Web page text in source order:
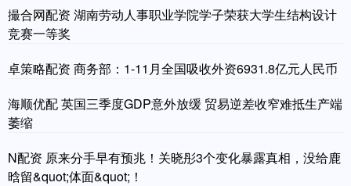
撮合网配资 湖南劳动人事职业学院学子荣获大学生结构设计
竞赛一等奖
卓策略配资 商务部：1-11月全国吸收外资6931.8亿元人民币
海顺优配 英国三季度GDP意外放缓 贸易逆差收窄难抵生产端
萎缩
N配资 原来分手早有预兆！关晓彤3个变化暴露真相，没给鹿
晗留&quot;体面&quot;！